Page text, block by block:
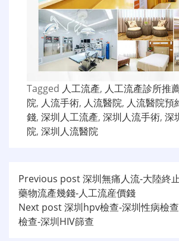
Tagged 人工流產, 人工流產診所推
院, 人流手術, 人流醫院, 人流醫院預
錢, 深圳人工流產, 深圳人流手術, 深
院, 深圳人流醫院
文
章
导
Previous post深圳無痛人流-大陸終
藥物流產幾錢-人工流産價錢
Next post深圳hpv檢查-深圳性病檢
檢查-深圳HIV篩查